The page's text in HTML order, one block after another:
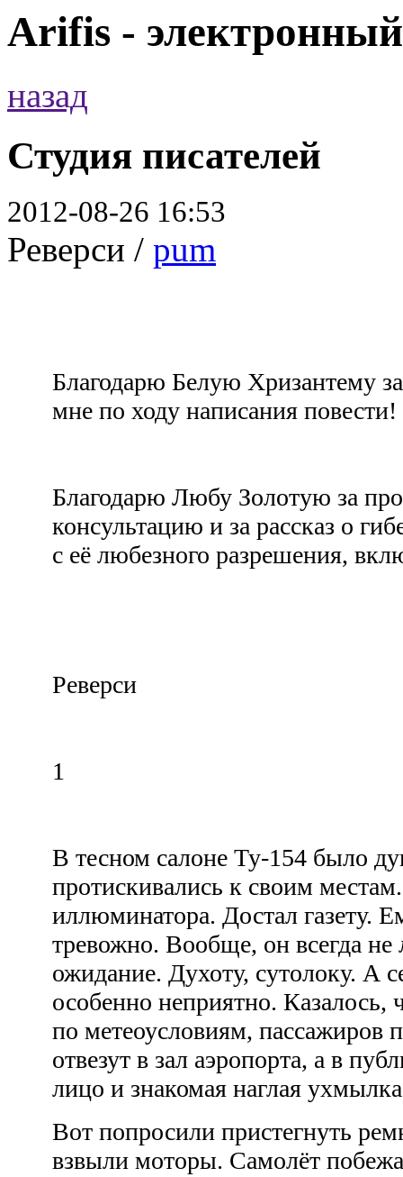
Arifis -
назад
Студия писателей
2012-08-26 16:53
Реверси / pum
Благодарю Белую Хризантему
мне по ходу написания повести!
Благодарю Любу Золотую за
консультацию и за рассказ о
с её любезного разрешения,
Реверси
1
В тесном салоне Ту-154 было
протискивались к своим
иллюминатора. Достал газету.
тревожно. Вообще, он всегда не
ожидание. Духоту, сутолоку. А
особенно неприятно. Казалось,
по метеоусловиям, пассажиров
отвезут в зал аэропорта, а в
лицо и знакомая наглая
Вот попросили пристегнуть
взвыли моторы. Самолёт